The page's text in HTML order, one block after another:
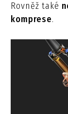
Rovněž také
komprese.